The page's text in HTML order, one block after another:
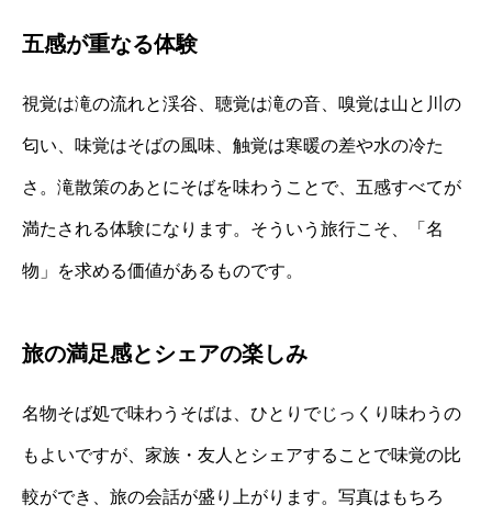
五感が重なる体験
視覚は滝の流れと渓谷、聴覚は滝の音、嗅覚は山と川の
匂い、味覚はそばの風味、触覚は寒暖の差や水の冷た
さ。滝散策のあとにそばを味わうことで、五感すべてが
満たされる体験になります。そういう旅行こそ、「名
物」を求める価値があるものです。
旅の満足感とシェアの楽しみ
名物そば処で味わうそばは、ひとりでじっくり味わうの
もよいですが、家族・友人とシェアすることで味覚の比
較ができ、旅の会話が盛り上がります。写真はもちろ